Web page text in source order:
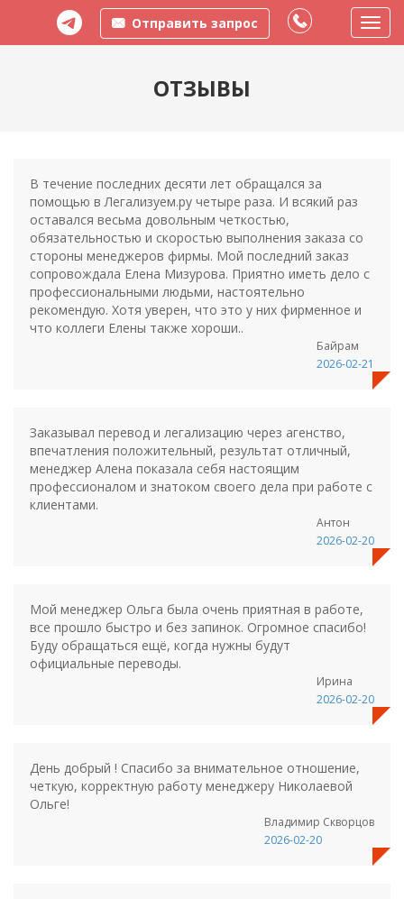
Отправить запрос
меню
ОТЗЫВЫ
В течение последних десяти лет обращался за
помощью в Легализуем.ру четыре раза. И всякий раз
оставался весьма довольным четкостью,
обязательностью и скоростью выполнения заказа со
стороны менеджеров фирмы. Мой последний заказ
сопровождала Елена Мизурова. Приятно иметь дело с
профессиональными людьми, настоятельно
рекомендую. Хотя уверен, что это у них фирменное и
что коллеги Елены также хороши..
Байрам
2026-02-21
Заказывал перевод и легализацию через агенство,
впечатления положительный, результат отличный,
менеджер Алена показала себя настоящим
профессионалом и знатоком своего дела при работе с
клиентами.
Антон
2026-02-20
Мой менеджер Ольга была очень приятная в работе,
все прошло быстро и без запинок. Огромное спасибо!
Буду обращаться ещё, когда нужны будут
официальные переводы.
Ирина
2026-02-20
День добрый ! Спасибо за внимательное отношение,
четкую, корректную работу менеджеру Николаевой
Ольге!
Владимир Скворцов
2026-02-20